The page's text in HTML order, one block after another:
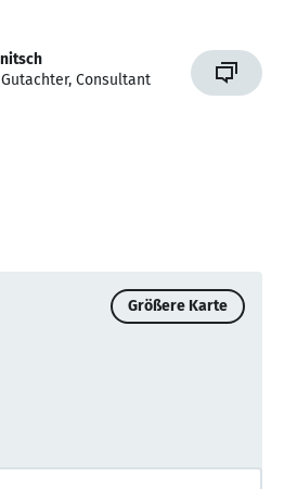
Consultant
Größere Karte